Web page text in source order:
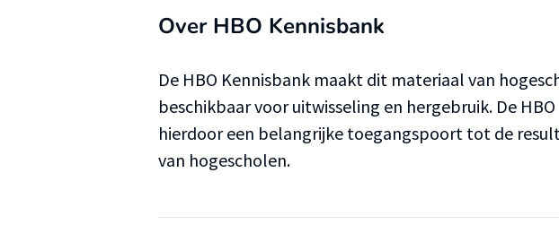
Over HBO Kennisbank
De HBO Kennisbank maakt dit materiaal van
beschikbaar voor uitwisseling en hergebruik. De
hierdoor een belangrijke toegangspoort tot de
van hogescholen.